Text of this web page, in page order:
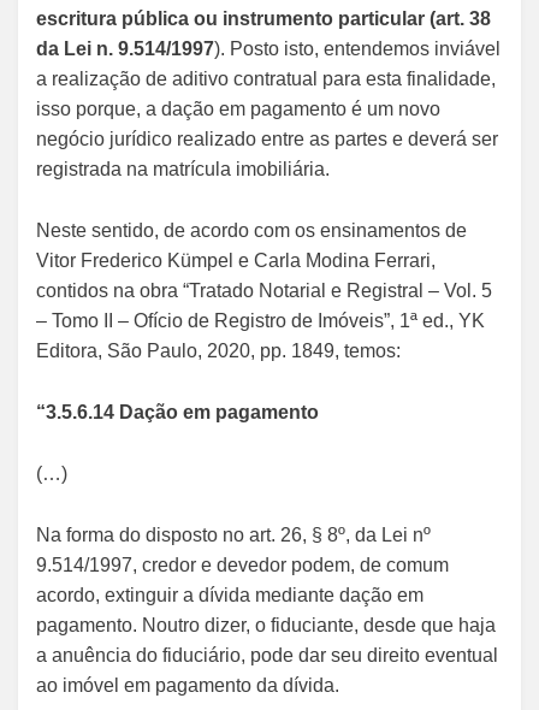
escritura pública ou instrumento particular (art. 38
da Lei n. 9.514/1997). Posto isto, entendemos inviável
a realização de aditivo contratual para esta finalidade,
isso porque, a dação em pagamento é um novo
negócio jurídico realizado entre as partes e deverá ser
registrada na matrícula imobiliária.
Neste sentido, de acordo com os ensinamentos de
Vitor Frederico Kümpel e Carla Modina Ferrari,
contidos na obra “Tratado Notarial e Registral – Vol. 5
– Tomo II – Ofício de Registro de Imóveis”, 1ª ed., YK
Editora, São Paulo, 2020, pp. 1849, temos:
“3.5.6.14 Dação em pagamento
(…)
Na forma do disposto no art. 26, § 8º, da Lei nº
9.514/1997, credor e devedor podem, de comum
acordo, extinguir a dívida mediante dação em
pagamento. Noutro dizer, o fiduciante, desde que haja
a anuência do fiduciário, pode dar seu direito eventual
ao imóvel em pagamento da dívida.